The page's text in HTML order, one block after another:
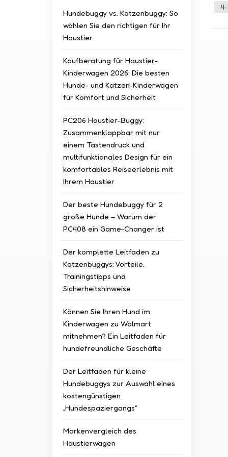
Hundebuggy vs. Katzenbuggy: So
wählen Sie den richtigen für Ihr
Haustier
Kaufberatung für Haustier-
Kinderwagen 2026: Die besten
Hunde- und Katzen-Kinderwagen
für Komfort und Sicherheit
PC206 Haustier-Buggy:
Zusammenklappbar mit nur
einem Tastendruck und
multifunktionales Design für ein
komfortables Reiseerlebnis mit
Ihrem Haustier
Der beste Hundebuggy für 2
große Hunde – Warum der
PC408 ein Game-Changer ist
Der komplette Leitfaden zu
Katzenbuggys: Vorteile,
Trainingstipps und
Sicherheitshinweise
Können Sie Ihren Hund im
Kinderwagen zu Walmart
mitnehmen? Ein Leitfaden für
hundefreundliche Geschäfte
Der Leitfaden für kleine
Hundebuggys zur Auswahl eines
kostengünstigen
„Hundespaziergangs“
Markenvergleich des
Haustierwagen